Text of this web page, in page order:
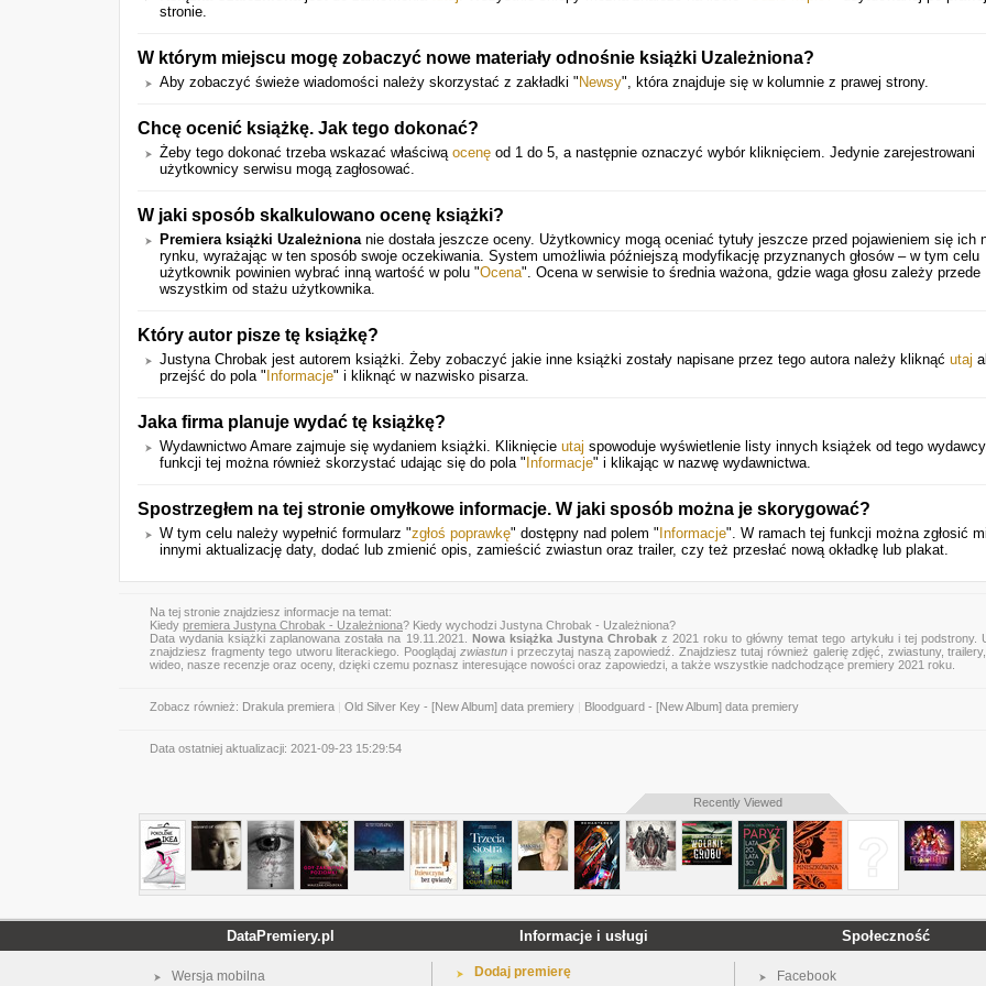
stronie.
W którym miejscu mogę zobaczyć nowe materiały odnośnie książki Uzależniona?
Aby zobaczyć świeże wiadomości należy skorzystać z zakładki " Newsy", która znajduje się w kolumnie z prawej strony.
Chcę ocenić książkę. Jak tego dokonać?
Żeby tego dokonać trzeba wskazać właściwą ocenę od 1 do 5, a następnie oznaczyć wybór kliknięciem. Jedynie zarejestrowani
użytkownicy serwisu mogą zagłosować.
W jaki sposób skalkulowano ocenę książki?
Premiera książki Uzależnionanie dostała jeszcze oceny. Użytkownicy mogą oceniać tytuły jeszcze przed pojawieniem się ich
rynku, wyrażając w ten sposób swoje oczekiwania. System umożliwia późniejszą modyfikację przyznanych głosów – w tym celu
użytkownik powinien wybrać inną wartość w polu "Ocena". Ocena w serwisie to średnia ważona, gdzie waga głosu zależy przede
wszystkim od stażu użytkownika.
Który autor pisze tę książkę?
Justyna Chrobak jest autorem książki. Żeby zobaczyć jakie inne książki zostały napisane przez tego autora należy kliknąć utaj
przejść do pola " Informacje" i kliknąć w nazwisko pisarza.
Jaka firma planuje wydać tę książkę?
Wydawnictwo Amare zajmuje się wydaniem książki. Kliknięcie utaj spowoduje wyświetlenie listy innych książek od tego
funkcji tej można również skorzystać udając się do pola " Informacje" i klikając w nazwę wydawnictwa.
Spostrzegłem na tej stronie omyłkowe informacje. W jaki sposób można je skorygować?
W tym celu należy wypełnić formularz "zgłoś poprawkę" dostępny nad polem " Informacje". W ramach tej funkcji można zgłosić
innymi aktualizację daty, dodać lub zmienić opis, zamieścić zwiastun oraz trailer, czy też przesłać nową okładkę lub plakat.
Na tej stronie znajdziesz informacje na temat:
Kiedy premiera Justyna Chrobak - Uzależniona? Kiedy wychodzi Justyna Chrobak - Uzależniona?
Data wydania książki zaplanowana została na 19.11.2021. Nowa książka Justyna Chrobakz 2021 roku to główny temat tego artykułu i tej podstrony.
znajdziesz fragmenty tego utworu literackiego. Pooglądaj zwiastuni przeczytaj naszą zapowiedź. Znajdziesz tutaj również galerię zdjęć, zwiastuny,
wideo, nasze recenzje oraz oceny, dzięki czemu poznasz interesujące nowości oraz zapowiedzi, a także wszystkie nadchodzące premiery 2021 roku.
Zobacz również: Drakula premiera Old Silver Key - [New Album] data premiery Bloodguard - [New Album] data premiery
Data ostatniej aktualizacji: 2021-09-23 15:29:54
Recently Viewed
DataPremiery.pl
Wersja mobilna
Informacje i usługi
Dodaj premierę
Społeczność
Facebook